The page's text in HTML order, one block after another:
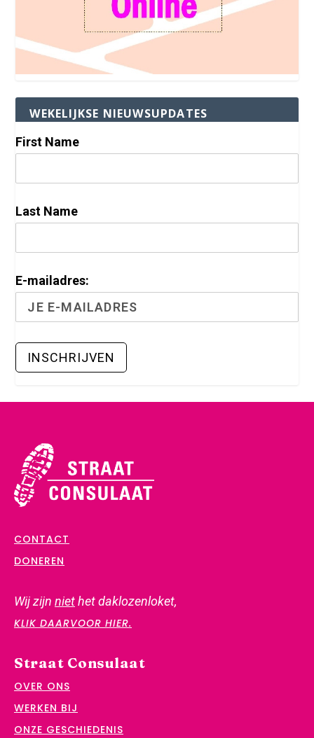
WEKELIJKSE NIEUWSUPDATES
First Name
Last Name
E-mailadres:
CONTACT
DONEREN
Wij zijn niethet daklozenloket,
KLIK DAARVOOR HIER.
Straat Consulaat
OVER ONS
WERKEN BIJ
ONZE GESCHIEDENIS